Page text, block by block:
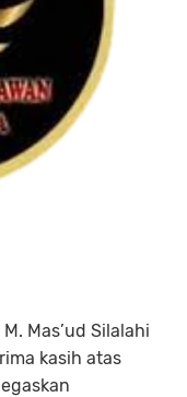
Mas’ud Silalahi
kasih atas